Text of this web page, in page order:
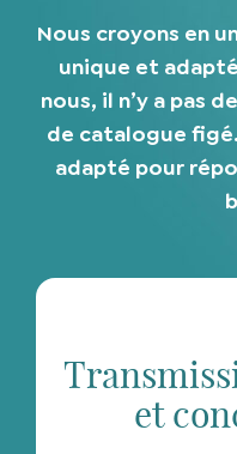
Nous croyons en
unique et
nous, il n’y a pas
de catalogue
adapté pour
et